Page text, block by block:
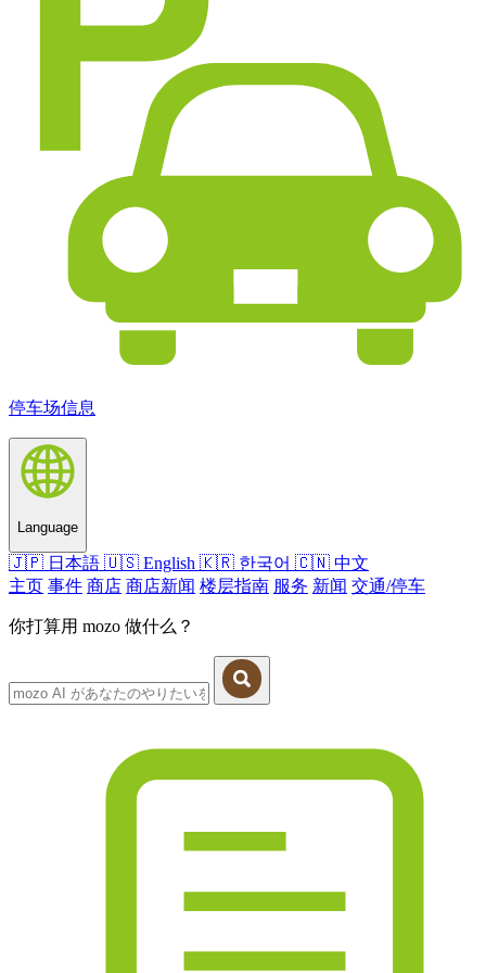
停车场信息
Language
🇯🇵 日本語 🇺🇸 English 🇰🇷 한국어 🇨🇳 中文
主页 事件 商店 商店新闻 楼层指南 服务 新闻 交通/停车
你打算用 mozo 做什么？